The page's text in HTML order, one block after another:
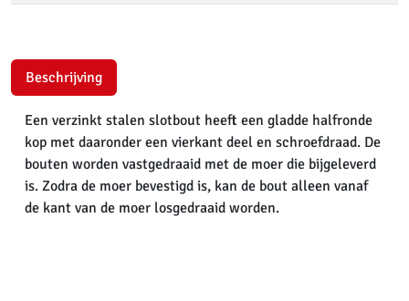
Beschrijving
Een verzinkt stalen slotbout heeft een gladde halfronde
kop met daaronder een vierkant deel en schroefdraad. De
bouten worden vastgedraaid met de moer die bijgeleverd
is. Zodra de moer bevestigd is, kan de bout alleen vanaf
de kant van de moer losgedraaid worden.